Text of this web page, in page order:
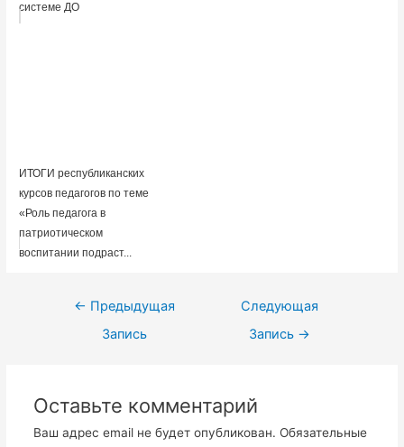
системе ДО
ИТОГИ республиканских
курсов педагогов по теме
«Роль педагога в
патриотическом
воспитании подраст...
Навигация
← Предыдущая
Запись
Следующая
Запись →
Оставьте комментарий
Ваш адрес email не будет опубликован. Обязательные